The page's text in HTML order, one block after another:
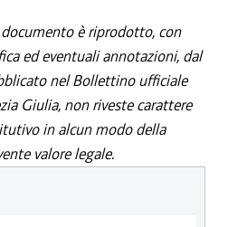
è riprodotto, con
ed eventuali annotazioni, dal
nel Bollettino ufficiale
Giulia, non riveste carattere
in alcun modo della
valore legale.